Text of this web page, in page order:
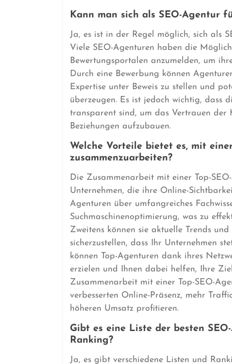
Kann man sich als SEO-Agentur
Ja, es ist in der Regel möglich, sich als
Viele SEO-Agenturen haben die
Bewertungsportalen anzumelden, um
Durch eine Bewerbung können
Expertise unter Beweis zu stellen und
überzeugen. Es ist jedoch wichtig, dass
transparent sind, um das Vertrauen
Beziehungen aufzubauen.
Welche Vorteile bietet es, mit
zusammenzuarbeiten?
Die Zusammenarbeit mit einer Top-
Unternehmen, die ihre Online-
Agenturen über umfangreiches
Suchmaschinenoptimierung, was zu
Zweitens können sie aktuelle Trends
sicherzustellen, dass Ihr Unternehmen
können Top-Agenturen dank ihres
erzielen und Ihnen dabei helfen, Ihre
Zusammenarbeit mit einer Top-SEO-
verbesserten Online-Präsenz, mehr
höheren Umsatz profitieren.
Gibt es eine Liste der besten
Ranking?
Ja, es gibt verschiedene Listen und